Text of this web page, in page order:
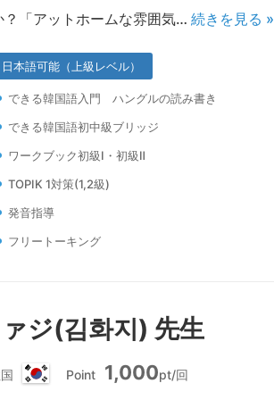
？「アットホームな雰囲気…続きを見る »
日本語可能（上級レベル）
できる韓国語入門 ハングルの読み書き
できる韓国語初中級ブリッジ
ワークブック初級Ⅰ・初級Ⅱ
TOPIK 1対策(1,2級)
発音指導
フリートーキング
ジ(김화지) 先生
Point 1,000pt/回